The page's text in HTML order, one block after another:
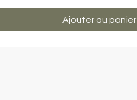
Ajouter au panier